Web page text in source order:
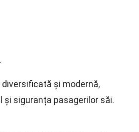
și modernă,
și siguranța pasagerilor săi.